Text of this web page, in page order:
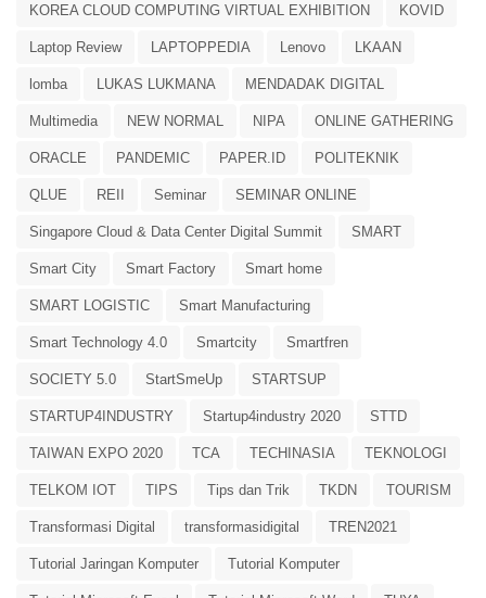
KOREA CLOUD COMPUTING VIRTUAL EXHIBITION KOVID
Laptop Review LAPTOPPEDIA Lenovo LKAAN
lomba LUKAS LUKMANA MENDADAK DIGITAL
Multimedia NEW NORMAL NIPA ONLINE GATHERING
ORACLE PANDEMIC PAPER.ID POLITEKNIK
QLUE REII Seminar SEMINAR ONLINE
Singapore Cloud & Data Center Digital Summit SMART
Smart City Smart Factory Smart home
SMART LOGISTIC Smart Manufacturing
Smart Technology 4.0 Smartcity Smartfren
SOCIETY 5.0 StartSmeUp STARTSUP
STARTUP4INDUSTRY Startup4industry 2020 STTD
TAIWAN EXPO 2020 TCA TECHINASIA TEKNOLOGI
TELKOM IOT TIPS Tips dan Trik TKDN TOURISM
Transformasi Digital transformasidigital TREN2021
Tutorial Jaringan Komputer Tutorial Komputer